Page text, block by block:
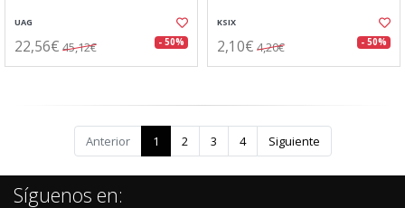
UAG
22,56€ 45,12€ - 50%
KSIX
2,10€ 4,20€ - 50%
Anterior 1 2 3 4 Siguiente
Síguenos en: